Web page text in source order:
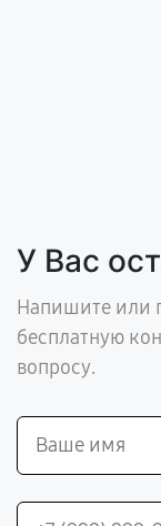
У Вас
Напишите или
бесплатную
вопросу.